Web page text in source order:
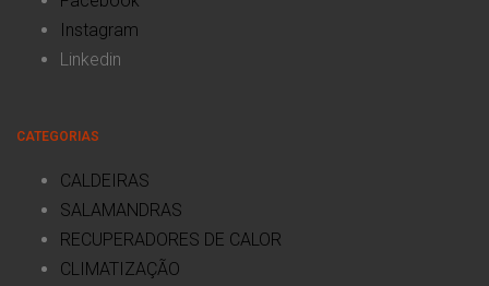
Instagram
Linkedin
CATEGORIAS
CALDEIRAS
SALAMANDRAS
RECUPERADORES DE CALOR
CLIMATIZAÇÃO